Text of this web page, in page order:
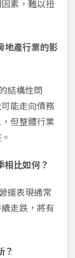
素，難以扭
地產行業的影
結構性問
能走向債務
但整體行業
相比如何？
運表現通常
走跌，將有
？